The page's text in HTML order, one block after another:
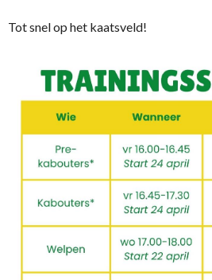
Tot snel op het kaatsveld!